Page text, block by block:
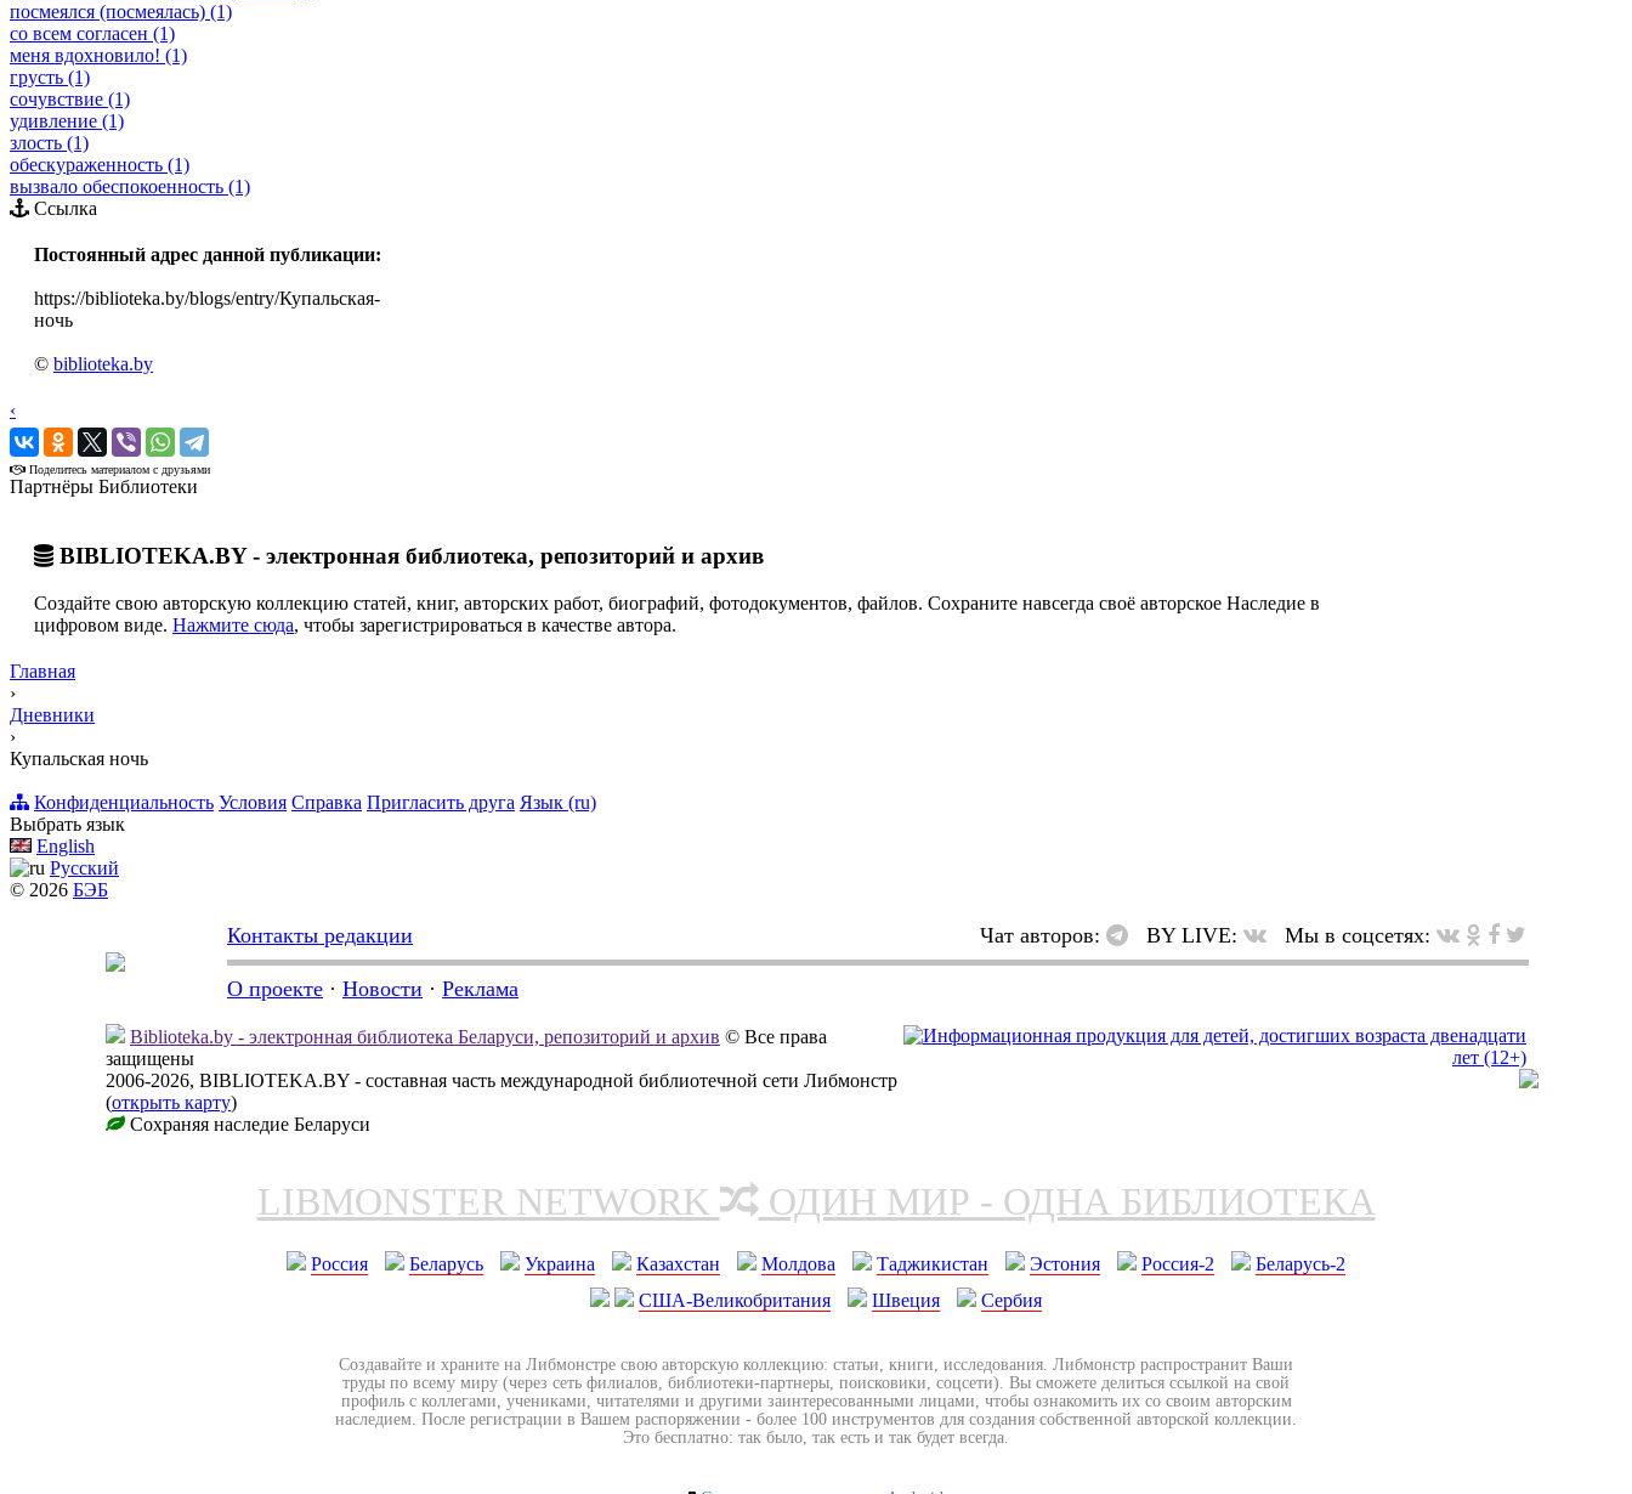
посмеялся (посмеялась) (1)
со всем согласен (1)
меня вдохновило! (1)
грусть (1)
сочувствие (1)
удивление (1)
злость (1)
обескураженность (1)
вызвало обеспокоенность (1)
Ссылка
Постоянный адрес данной публикации:
https://biblioteka.by/blogs/entry/Купальская-
ночь
© biblioteka.by
‹
›
Поделитесь материалом с друзьями
Партнёры Библиотеки
BIBLIOTEKA.BY - электронная библиотека, репозиторий и архив
Создайте свою авторскую коллекцию статей, книг, авторских работ, биографий, фотодокументов, файлов. Сохраните навсегда своё авторское Наследие в
цифровом виде. Нажмите сюда, чтобы зарегистрироваться в качестве автора.
Главная
›
Дневники
›
Купальская ночь
Конфиденциальность Условия Справка Пригласить друга Язык (ru)
Выбрать язык
English
Русский
© 2026 БЭБ
Контакты редакции Чат авторов: BY LIVE: Мы в соцсетях:
О проекте · Новости · Реклама
Biblioteka.by - электронная библиотека Беларуси, репозиторий и архив © Все права
защищены
2006-2026, BIBLIOTEKA.BY - составная часть международной библиотечной сети Либмонстр
(открыть карту)
Сохраняя наследие Беларуси
LIBMONSTER NETWORK ОДИН МИР - ОДНА БИБЛИОТЕКА
Россия Беларусь Украина Казахстан Молдова Таджикистан Эстония Россия-2
Беларусь-2
США-Великобритания
Швеция Сербия
Создавайте и храните на Либмонстре свою авторскую коллекцию: статьи, книги, исследования. Либмонстр распространит Ваши
труды по всему миру (через сеть филиалов, библиотеки-партнеры, поисковики, соцсети). Вы сможете делиться ссылкой на свой
профиль с коллегами, учениками, читателями и другими заинтересованными лицами, чтобы ознакомить их со своим авторским
наследием. После регистрации в Вашем распоряжении - более 100 инструментов для создания собственной авторской коллекции.
Это бесплатно: так было, так есть и так будет всегда.